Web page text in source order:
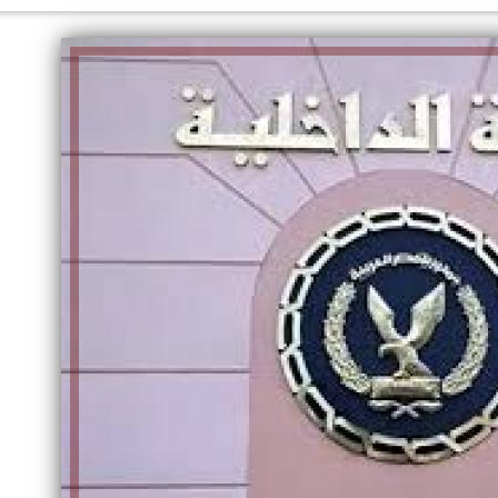
الكاتبة إلهام شرشر تهنئ الرئيس
السيسي بعيد ميلاده وتُشيد بجهوده رسالتى لآخر الزمان «محطة الضبعة
النووية»... من الحلم إلى التنفيذ